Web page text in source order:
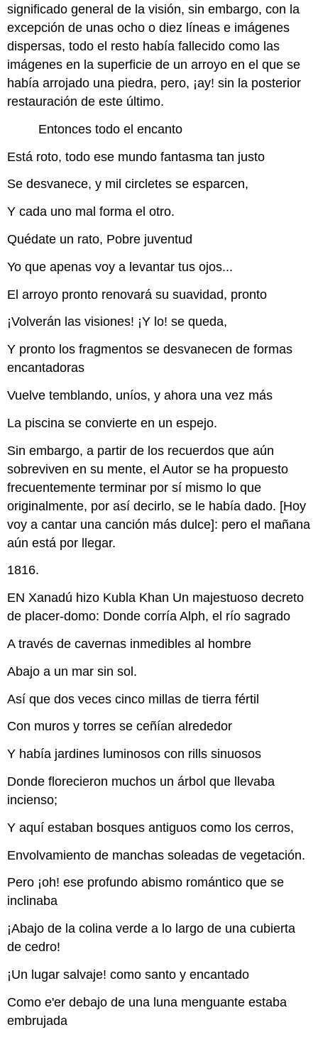
significado general de la visión, sin embargo, con la
excepción de unas ocho o diez líneas e imágenes
dispersas, todo el resto había fallecido como las
imágenes en la superficie de un arroyo en el que se
había arrojado una piedra, pero, ¡ay! sin la posterior
restauración de este último.
Entonces todo el encanto
Está roto, todo ese mundo fantasma tan justo
Se desvanece, y mil circletes se esparcen,
Y cada uno mal forma el otro.
Quédate un rato, Pobre juventud
Yo que apenas voy a levantar tus ojos...
El arroyo pronto renovará su suavidad, pronto
¡Volverán las visiones! ¡Y lo! se queda,
Y pronto los fragmentos se desvanecen de formas
encantadoras
Vuelve temblando, uníos, y ahora una vez más
La piscina se convierte en un espejo.
Sin embargo, a partir de los recuerdos que aún
sobreviven en su mente, el Autor se ha propuesto
frecuentemente terminar por sí mismo lo que
originalmente, por así decirlo, se le había dado. [Hoy
voy a cantar una canción más dulce]: pero el mañana
aún está por llegar.
1816.
EN Xanadú hizo Kubla Khan Un majestuoso decreto
de placer-domo: Donde corría Alph, el río sagrado
A través de cavernas inmedibles al hombre
Abajo a un mar sin sol.
Así que dos veces cinco millas de tierra fértil
Con muros y torres se ceñían alrededor
Y había jardines luminosos con rills sinuosos
Donde florecieron muchos un árbol que llevaba
incienso;
Y aquí estaban bosques antiguos como los cerros,
Envolvamiento de manchas soleadas de vegetación.
Pero ¡oh! ese profundo abismo romántico que se
inclinaba
¡Abajo de la colina verde a lo largo de una cubierta
de cedro!
¡Un lugar salvaje! como santo y encantado
Como e'er debajo de una luna menguante estaba
embrujada